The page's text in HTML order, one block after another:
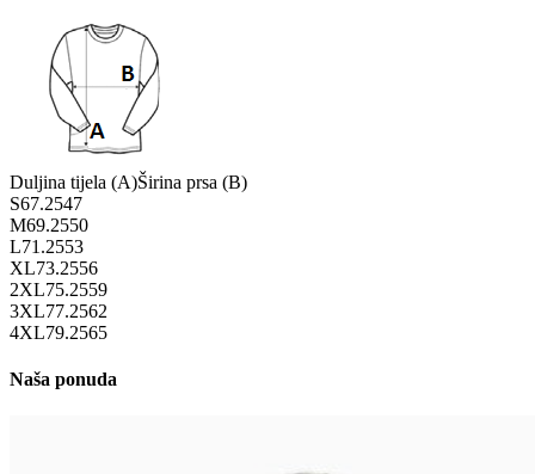
Duljina tijela (A)Širina prsa (B)
S67.2547
M69.2550
L71.2553
XL73.2556
2XL75.2559
3XL77.2562
4XL79.2565
Naša ponuda